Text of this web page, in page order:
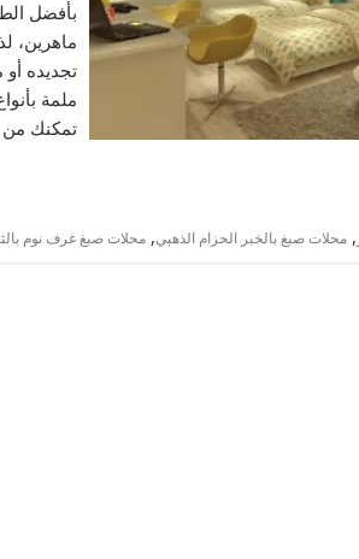
بأفضل
ماهرين،
تجديده أو
ملمة
تمكنك من
, محلات صبغ بالخبر الحزام الذهبي, محلات صبغ غرف نوم